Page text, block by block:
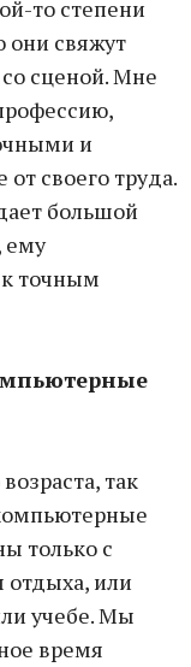
то степени
они свяжут
сценой. Мне
и
от своего труда.
большой
ему
к точным
так
только с
или
учебе. Мы
время